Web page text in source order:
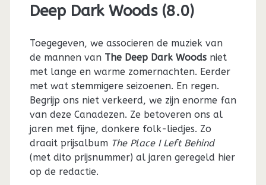
Deep Dark Woods (8.0)
Toegegeven, we associeren de muziek van
de mannen van The Deep Dark Woodsniet
met lange en warme zomernachten. Eerder
met wat stemmigere seizoenen. En regen.
Begrijp ons niet verkeerd, we zijn enorme fan
van deze Canadezen. Ze betoveren ons al
jaren met fijne, donkere folk-liedjes. Zo
draait prijsalbum The Place I Left Behind
(met dito prijsnummer) al jaren geregeld hier
op de redactie.